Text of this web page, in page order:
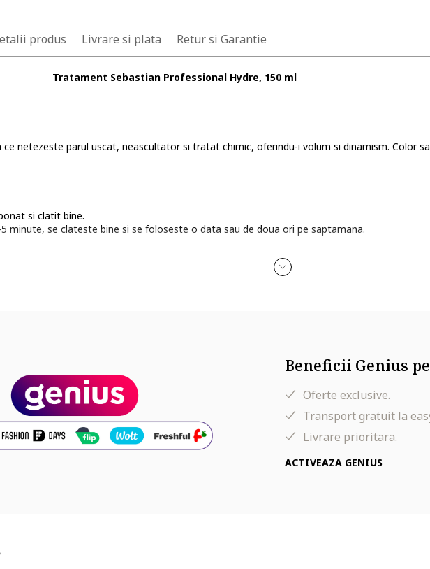
produs Livrare si plata Retur si Garantie
Tratament Sebastian Professional Hydre, 150 ml
netezeste parul uscat, neascultator si tratat chimic, oferindu-i volum si dinamism. Color
si clatit bine.
minute, se clateste bine si se foloseste o data sau de doua ori pe saptamana.
Beneficii Genius
Oferte exclusive.
Transport gratuit la
Livrare prioritara.
ACTIVEAZA GENIUS